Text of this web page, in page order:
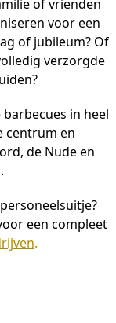
of vrienden
voor een
of jubileum? Of
verzorgde
in heel
centrum en
de Nude en
een compleet
.